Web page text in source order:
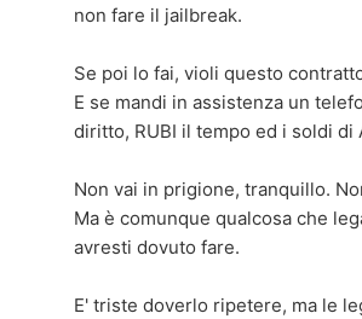
non fare il jailbreak.
Se poi lo fai, violi questo
E se mandi in assistenza un
diritto, RUBI il tempo ed i soldi di
Non vai in prigione, tranquillo.
Ma è comunque qualcosa che
avresti dovuto fare.
E' triste doverlo ripetere, ma le